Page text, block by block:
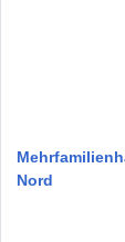
Nord